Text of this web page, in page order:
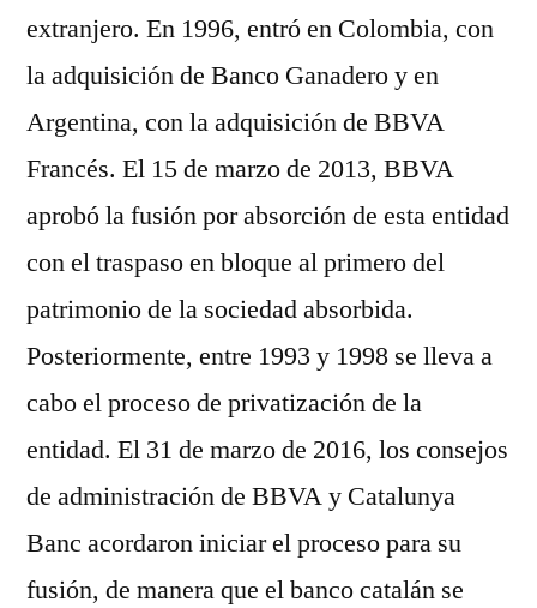
extranjero. En 1996, entró en Colombia, con
la adquisición de Banco Ganadero y en
Argentina, con la adquisición de BBVA
Francés. El 15 de marzo de 2013, BBVA
aprobó la fusión por absorción de esta entidad
con el traspaso en bloque al primero del
patrimonio de la sociedad absorbida.
Posteriormente, entre 1993 y 1998 se lleva a
cabo el proceso de privatización de la
entidad. El 31 de marzo de 2016, los consejos
de administración de BBVA y Catalunya
Banc acordaron iniciar el proceso para su
fusión, de manera que el banco catalán se